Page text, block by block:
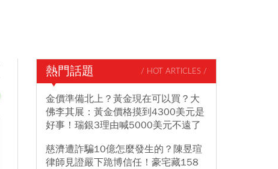
熱門話題 / HOT ARTICLES /
金價準備北上？黃金現在可以買？大
佛李其展：黃金價格摸到4300美元是
好事！瑞銀3理由喊5000美元不遠了
慈濟遭詐騙10億怎麼發生的？陳昱瑄
律師見證嚴下跪博信任！豪宅藏158